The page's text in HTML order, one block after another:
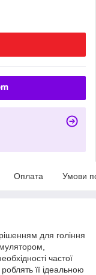
Оплата Умови
для гоління
частої
її ідеальною